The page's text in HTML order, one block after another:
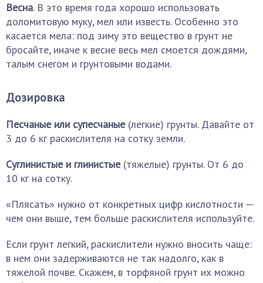
Весна. В это время года хорошо использовать
доломитовую муку, мел или известь. Особенно это
касается мела: под зиму это вещество в грунт не
бросайте, иначе к весне весь мел смоется дождями,
талым снегом и грунтовыми водами.
Дозировка
Песчаные или супесчаные(легкие) грунты. Давайте от
3 до 6 кг раскислителя на сотку земли.
Суглинистые и глинистые(тяжелые) грунты. От 6 до
10 кг на сотку.
«Плясать» нужно от конкретных цифр кислотности —
чем они выше, тем больше раскислителя используйте.
Если грунт легкий, раскислители нужно вносить чаще:
в нем они задерживаются не так надолго, как в
тяжелой почве. Скажем, в торфяной грунт их можно